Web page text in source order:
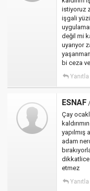
istiyoruz
işgali
değil mi
uyarıyor
bi ceza
Yanıtla
ESNAF
Çay
yapılmış
adam
dikkatlice
etmez
Yanıtla